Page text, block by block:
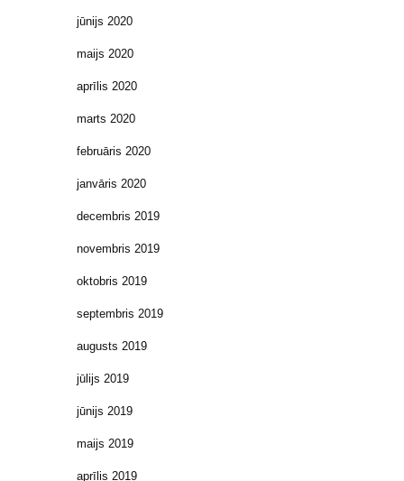
jūnijs 2020
maijs 2020
aprīlis 2020
marts 2020
februāris 2020
janvāris 2020
decembris 2019
novembris 2019
oktobris 2019
septembris 2019
augusts 2019
jūlijs 2019
jūnijs 2019
maijs 2019
aprīlis 2019